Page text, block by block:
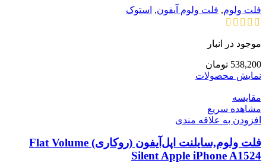
فلت ولوم, فلت ولوم آیفون, استوک
موجود در انبار
538,200 تومان
نمایش محصولات
مقایسه
مشاهده سریع
افزودن به علاقه مندی
فلت ولوم,سایلنت اپل‌آیفون (روکاری) Flat Volume
Silent Apple iPhone A1524